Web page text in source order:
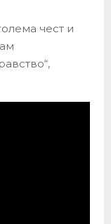
чест и